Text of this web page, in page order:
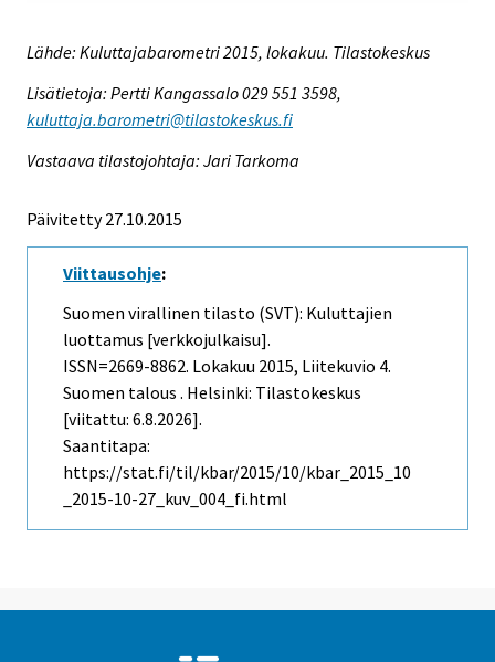
Lähde: Kuluttajabarometri 2015, lokakuu. Tilastokeskus
Lisätietoja: Pertti Kangassalo 029 551 3598,
kuluttaja.barometri@tilastokeskus.fi
Vastaava tilastojohtaja: Jari Tarkoma
Päivitetty 27.10.2015
Viittausohje:
Suomen virallinen tilasto (SVT): Kuluttajien
luottamus [verkkojulkaisu].
ISSN=2669-8862. Lokakuu 2015, Liitekuvio 4.
Suomen talous . Helsinki: Tilastokeskus
[viitattu: 6.8.2026].
Saantitapa:
https://stat.fi/til/kbar/2015/10/kbar_2015_10
_2015-10-27_kuv_004_fi.html